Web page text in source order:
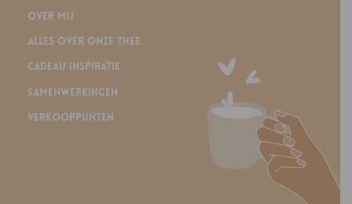
Over mij
Alles over onze thee
Cadeau inspiratie
Samenwerkingen
Verkooppunten